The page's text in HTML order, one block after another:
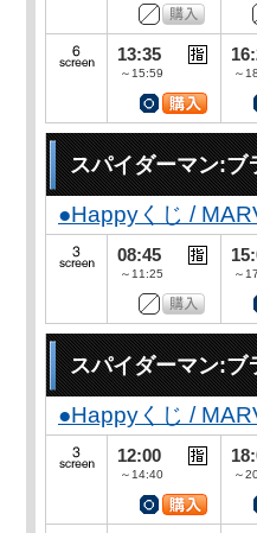
13:35
～15:59 ～
スパイダーマン:ブ
●Happyくじ /
08:45
～11:25 ～
スパイダーマン:ブ
●Happyくじ /
12:00
～14:40 ～